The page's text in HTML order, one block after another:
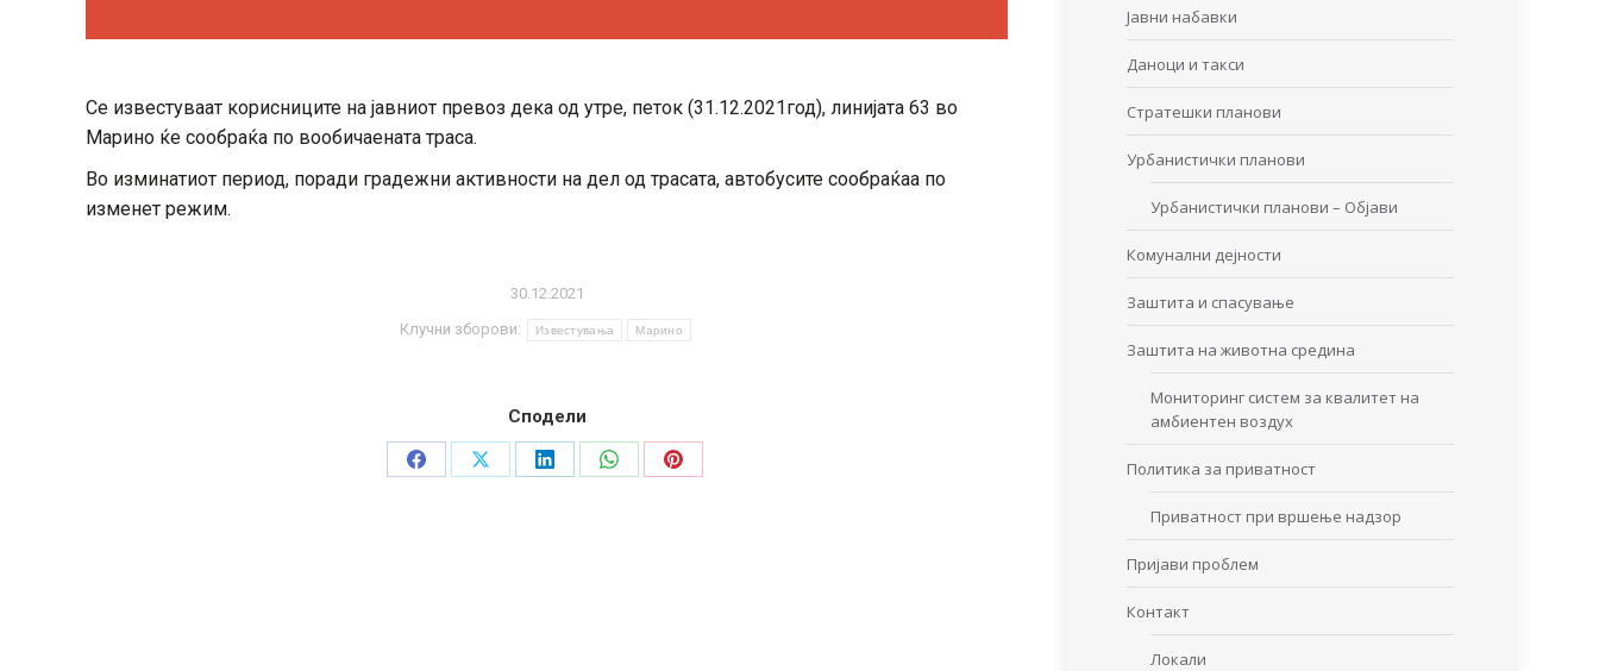
Се известуваат корисниците на јавниот превоз дека од утре, петок (31.12.2021год), линијата 63 во
Марино ќе сообраќа по вообичаената траса.
Во изминатиот период, поради градежни активности на дел од трасата, автобусите сообраќаа по
изменет режим.
30.12.2021
Клучни зборови: Известувања Марино
Сподели
Share
Share
Share
Share
Share
Јавни набавки
Даноци и такси
Стратешки планови
Урбанистички планови
Урбанистички планови – Објави
Комунални дејности
Заштита и спасување
Заштита на животна средина
Мониторинг систем за квалитет на
амбиентен воздух
Политика за приватност
Приватност при вршење надзор
Пријави проблем
Контакт
Локали